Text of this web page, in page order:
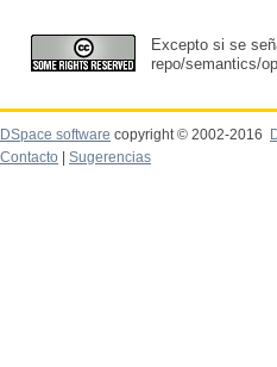
Excepto si se
repo/semantics/
DSpace software copyright © 2002-2016
Contacto
Sugerencias